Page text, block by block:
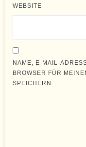
WEBSITE
NAME, E-MAIL-
BROWSER FÜR
SPEICHERN.